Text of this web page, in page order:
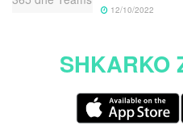
12/10/2022
SHKARKO